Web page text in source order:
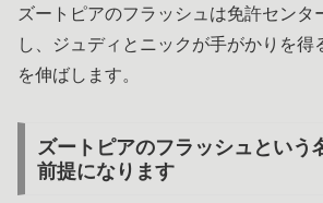
ズートピアのフラッシュは免許センタ
し、ジュディとニックが手がかりを得
を伸ばします。
ズートピアのフラッシュという
前提になります